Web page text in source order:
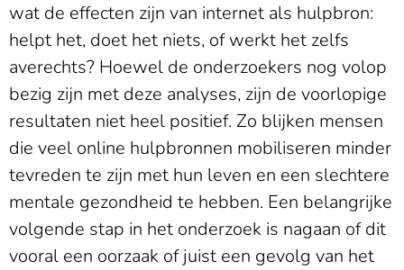
wat de effecten zijn van internet als hulpbron:
helpt het, doet het niets, of werkt het zelfs
averechts? Hoewel de onderzoekers nog volop
bezig zijn met deze analyses, zijn de voorlopige
resultaten niet heel positief. Zo blijken mensen
die veel online hulpbronnen mobiliseren minder
tevreden te zijn met hun leven en een slechtere
mentale gezondheid te hebben. Een belangrijke
volgende stap in het onderzoek is nagaan of dit
vooral een oorzaak of juist een gevolg van het